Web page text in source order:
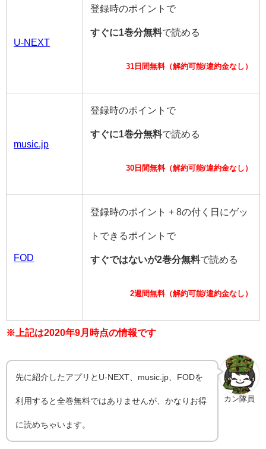
U-NEXT
登録時のポイントで
すぐに1巻分無料で読める
31日間無料（解約可能/違約金なし）
music.jp
登録時のポイントで
すぐに1巻分無料で読める
30日間無料（解約可能/違約金なし）
FOD
登録時のポイント + 8の付く日にゲッ
トできるポイントで
すぐではないが2巻分無料で読める
2週間無料（解約可能/違約金なし）
※上記は2020年9月時点の情報です
カン隊員
先に紹介したアプリとU-NEXT、music.jp、FODを
利用すると全巻無料ではありませんが、かなりお得
に読めちゃいます。